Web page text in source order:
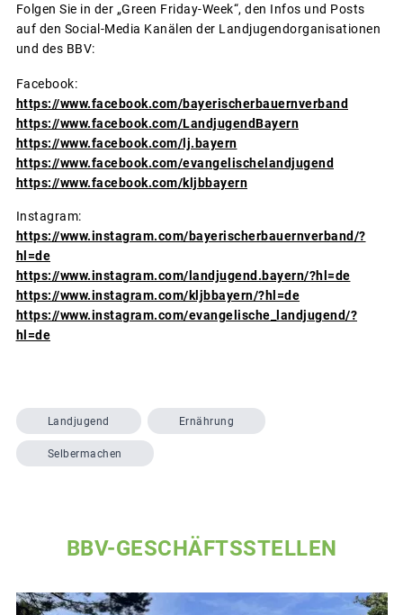
Folgen Sie in der „Green Friday-Week“, den Infos und Posts
auf den Social-Media Kanälen der Landjugendorganisationen
und des BBV:
Facebook:
https://www.facebook.com/bayerischerbauernverband
https://www.facebook.com/LandjugendBayern
https://www.facebook.com/lj.bayern
https://www.facebook.com/evangelischelandjugend
https://www.facebook.com/kljbbayern
Instagram:
https://www.instagram.com/bayerischerbauernverband/?
hl=de
https://www.instagram.com/landjugend.bayern/?hl=de
https://www.instagram.com/kljbbayern/?hl=de
https://www.instagram.com/evangelische_landjugend/?
hl=de
Landjugend Ernährung
Selbermachen
BBV-GESCHÄFTSSTELLEN